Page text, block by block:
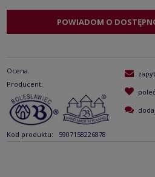
POWIADOM O
Ocena:
Producent:
Kod produktu: 5907158226878